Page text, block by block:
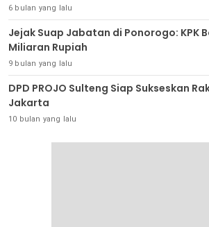
6 bulan yang lalu
Jejak Suap Jabatan di Ponorogo: KPK
Miliaran Rupiah
9 bulan yang lalu
DPD PROJO Sulteng Siap Sukseskan
Jakarta
10 bulan yang lalu